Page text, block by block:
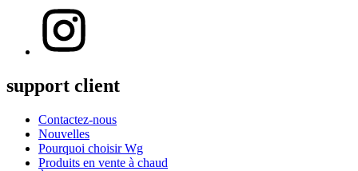
support client
Contactez-nous
Nouvelles
Pourquoi choisir Wg
Produits en vente à chaud